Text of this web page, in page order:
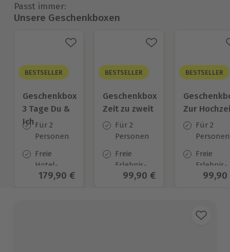
Passt immer:
Unsere Geschenkboxen
BESTSELLER
Geschenkbox
3 Tage Du &
Ich Für 2
Personen
Freie
Hotel-
Auswahl
Aktueller Preis
179,90 €
BESTSELLER
Geschenkbox
Zeit zu zweit
Für 2
Personen
Freie
Erlebnis-
Auswahl
Aktueller Preis
99,90 €
BESTSELLER
Zur
Für 2
Personen
Freie
Erlebnis-
Auswahl
99,90